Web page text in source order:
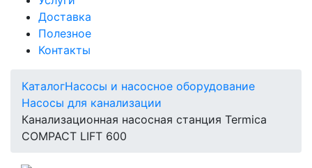
Доставка
Полезное
Контакты
КаталогНасосы и насосное оборудование
Насосы для канализации
Канализационная насосная станция Termica
COMPACT LIFT 600